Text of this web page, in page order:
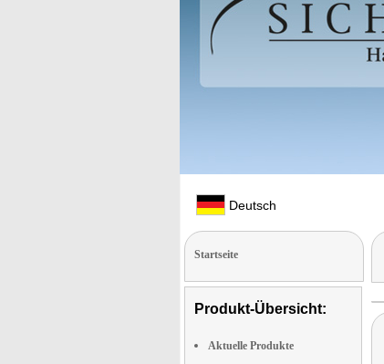
Deutsch
Startseite
Produkt-Übersicht:
Aktuelle Produkte